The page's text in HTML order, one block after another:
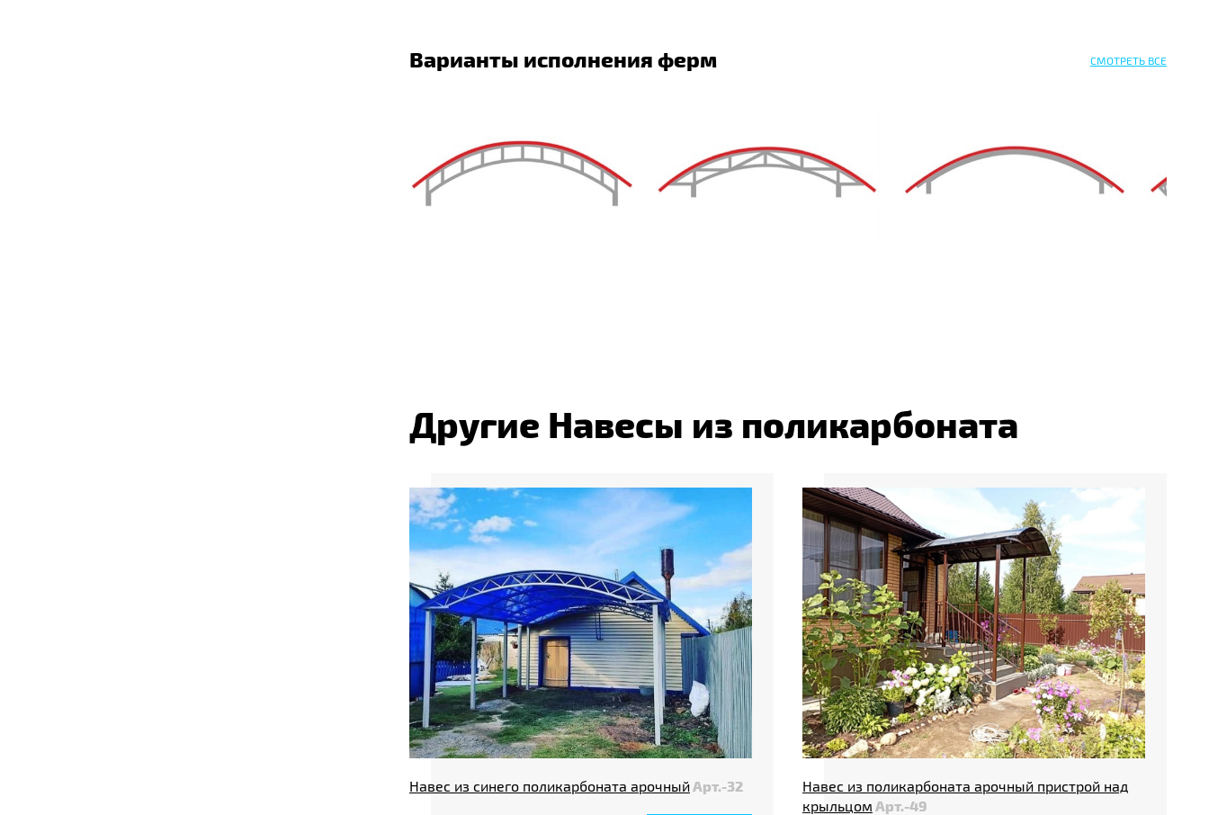
Варианты исполнения ферм СМОТРЕТЬ ВСЕ
Другие Навесы из поликарбоната
Навес из синего поликарбоната арочныйАрт.-32
Навес из поликарбоната арочный пристрой над
крыльцом Арт.-49